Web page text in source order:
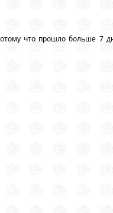
что прошло больше 7